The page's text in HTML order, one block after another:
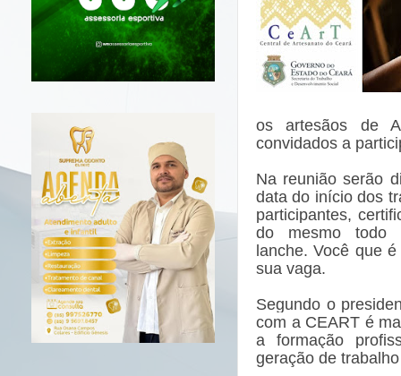
os artesãos de
convidados a
Na reunião serão
data do início dos
participantes,
do mesmo todo
lanche.Você que
sua vaga.
Segundo o
com a CEART é
a formação
geração de